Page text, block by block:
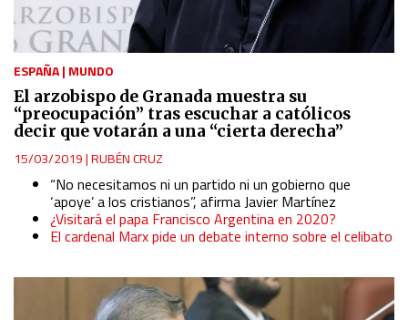
ESPAÑA| MUNDO
El arzobispo de Granada muestra su
“preocupación” tras escuchar a católicos
decir que votarán a una “cierta derecha”
15/03/2019|RUBÉN CRUZ
“No necesitamos ni un partido ni un gobierno que
‘apoye’ a los cristianos”, afirma Javier Martínez
¿Visitará el papa Francisco Argentina en 2020?
El cardenal Marx pide un debate interno sobre el celibato